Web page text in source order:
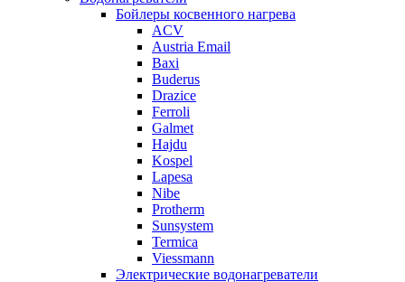
Бойлеры косвенного нагрева
ACV
Austria Email
Baxi
Buderus
Drazice
Ferroli
Galmet
Hajdu
Kospel
Lapesa
Nibe
Protherm
Sunsystem
Termica
Viessmann
Электрические водонагреватели